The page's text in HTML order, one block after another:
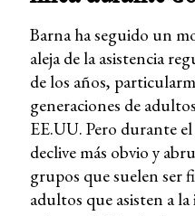
Barna ha seguido un
aleja de la asistencia
de los años,
generaciones de
EE.UU. Pero durante
declive más obvio y
grupos que suelen ser
adultos que asisten a